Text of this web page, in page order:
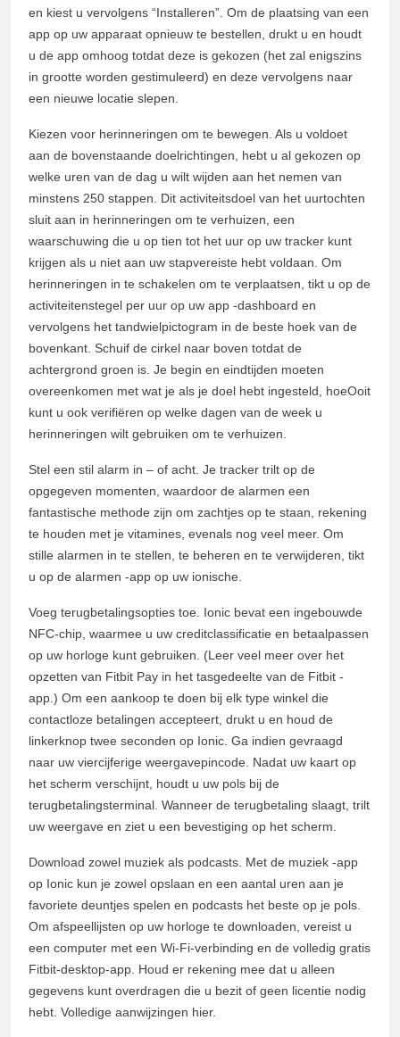
en kiest u vervolgens “Installeren”. Om de plaatsing van een
app op uw apparaat opnieuw te bestellen, drukt u en houdt
u de app omhoog totdat deze is gekozen (het zal enigszins
in grootte worden gestimuleerd) en deze vervolgens naar
een nieuwe locatie slepen.
Kiezen voor herinneringen om te bewegen. Als u voldoet
aan de bovenstaande doelrichtingen, hebt u al gekozen op
welke uren van de dag u wilt wijden aan het nemen van
minstens 250 stappen. Dit activiteitsdoel van het uurtochten
sluit aan in herinneringen om te verhuizen, een
waarschuwing die u op tien tot het uur op uw tracker kunt
krijgen als u niet aan uw stapvereiste hebt voldaan. Om
herinneringen in te schakelen om te verplaatsen, tikt u op de
activiteitenstegel per uur op uw app -dashboard en
vervolgens het tandwielpictogram in de beste hoek van de
bovenkant. Schuif de cirkel naar boven totdat de
achtergrond groen is. Je begin en eindtijden moeten
overeenkomen met wat je als je doel hebt ingesteld, hoeOoit
kunt u ook verifiëren op welke dagen van de week u
herinneringen wilt gebruiken om te verhuizen.
Stel een stil alarm in – of acht. Je tracker trilt op de
opgegeven momenten, waardoor de alarmen een
fantastische methode zijn om zachtjes op te staan, rekening
te houden met je vitamines, evenals nog veel meer. Om
stille alarmen in te stellen, te beheren en te verwijderen, tikt
u op de alarmen -app op uw ionische.
Voeg terugbetalingsopties toe. Ionic bevat een ingebouwde
NFC-chip, waarmee u uw creditclassificatie en betaalpassen
op uw horloge kunt gebruiken. (Leer veel meer over het
opzetten van Fitbit Pay in het tasgedeelte van de Fitbit -
app.) Om een aankoop te doen bij elk type winkel die
contactloze betalingen accepteert, drukt u en houd de
linkerknop twee seconden op Ionic. Ga indien gevraagd
naar uw viercijferige weergavepincode. Nadat uw kaart op
het scherm verschijnt, houdt u uw pols bij de
terugbetalingsterminal. Wanneer de terugbetaling slaagt, trilt
uw weergave en ziet u een bevestiging op het scherm.
Download zowel muziek als podcasts. Met de muziek -app
op Ionic kun je zowel opslaan en een aantal uren aan je
favoriete deuntjes spelen en podcasts het beste op je pols.
Om afspeellijsten op uw horloge te downloaden, vereist u
een computer met een Wi-Fi-verbinding en de volledig gratis
Fitbit-desktop-app. Houd er rekening mee dat u alleen
gegevens kunt overdragen die u bezit of geen licentie nodig
hebt. Volledige aanwijzingen hier.